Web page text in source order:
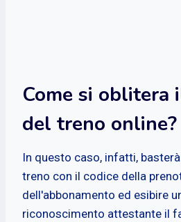
Come si
del treno online?
In questo caso, infatti,
treno con il codice della
dell'abbonamento ed esibire
riconoscimento attestante il